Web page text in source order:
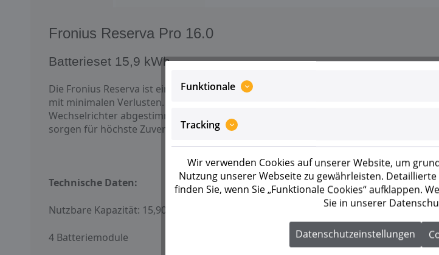
Fronius Reserva Pro 16.0
Batterieset 15,9 kWh
Die Fronius Reserva ist eine effiziente DC-gekoppelte Hochvoltbatterie für die
mit minimalen Verlusten. Flexibel erweiterbar mit zwei bis fünf Modulen, ist sie
Wechselrichter abgestimmt – für maximale Leistung. Europäische Datensicherheit
sorgen für höchste Zuverlässigkeit.
Technische Daten:
Nutzbare Kapazität: 15,90 kWh
4 Batteriemodule
Funktionale
Tracking
Wir verwenden Cookies auf unserer Website, um
Nutzung unserer Webseite zu gewährleisten.
finden Sie, wenn Sie „Funktionale Cookies“ aufklappen.
Sie in unserer
Datenschutzeinstellungen